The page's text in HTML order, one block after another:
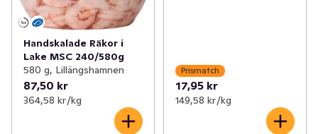
Handskalade Räkor i
Lake MSC 240/580g
580 g, Lillängshamnen
87,50 kr
364,58 kr /kg
Prismatch
17,95 kr
149,58 kr /kg